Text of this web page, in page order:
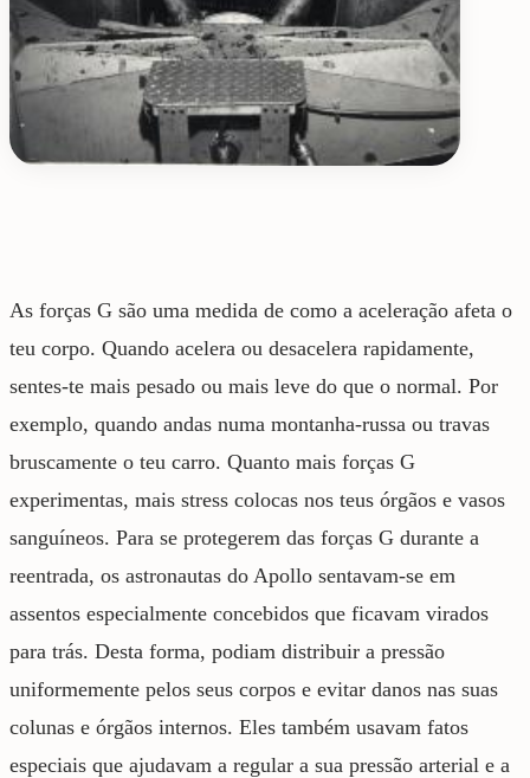
As forças G são uma medida de como a aceleração afeta o
teu corpo. Quando acelera ou desacelera rapidamente,
sentes-te mais pesado ou mais leve do que o normal. Por
exemplo, quando andas numa montanha-russa ou travas
bruscamente o teu carro. Quanto mais forças G
experimentas, mais stress colocas nos teus órgãos e vasos
sanguíneos. Para se protegerem das forças G durante a
reentrada, os astronautas do Apollo sentavam-se em
assentos especialmente concebidos que ficavam virados
para trás. Desta forma, podiam distribuir a pressão
uniformemente pelos seus corpos e evitar danos nas suas
colunas e órgãos internos. Eles também usavam fatos
especiais que ajudavam a regular a sua pressão arterial e a